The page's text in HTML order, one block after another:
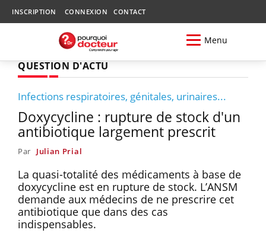
INSCRIPTION CONNEXION CONTACT
Menu
QUESTION D'ACTU
Infections respiratoires, génitales, urinaires...
Doxycycline : rupture de stock d'un
antibiotique largement prescrit
Par Julian Prial
La quasi-totalité des médicaments à base de
doxycycline est en rupture de stock. L’ANSM
demande aux médecins de ne prescrire cet
antibiotique que dans des cas
indispensables.